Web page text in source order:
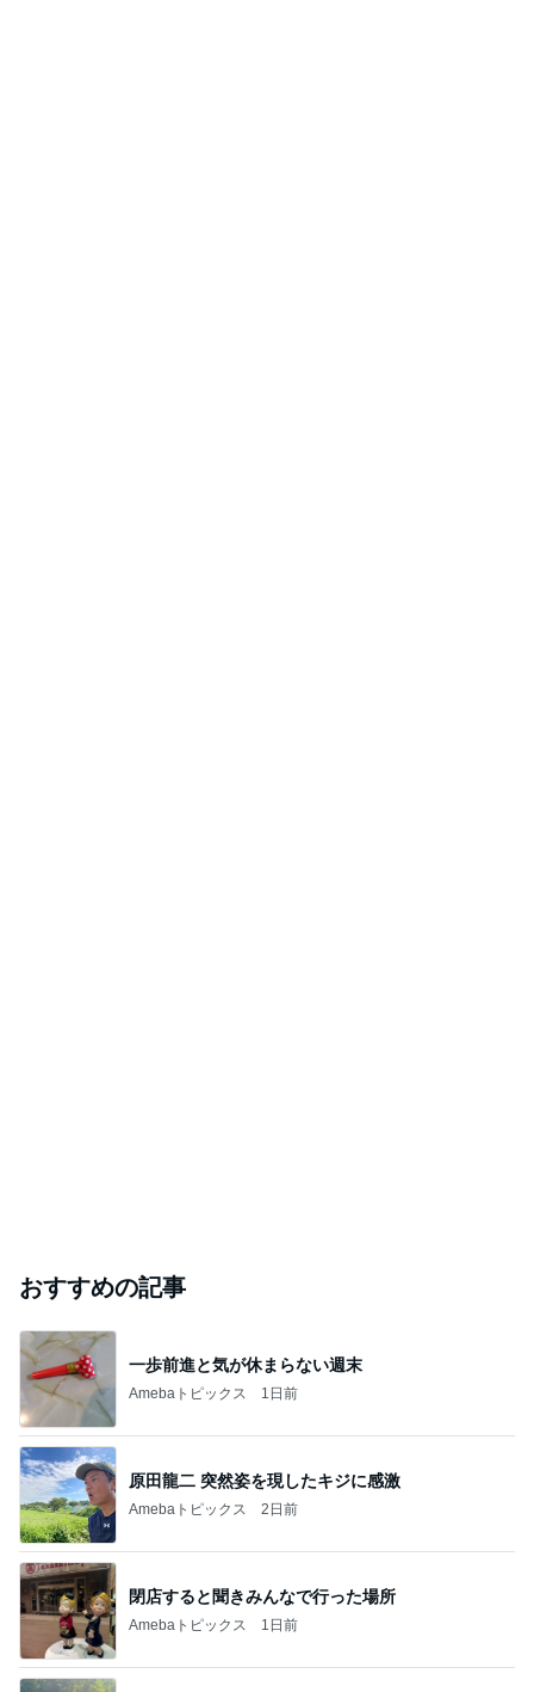
おすすめの記事
一歩前進と気が休まらない週末
Amebaトピックス 1日前
原田龍二 突然姿を現したキジに感激
Amebaトピックス 2日前
閉店すると聞きみんなで行った場所
Amebaトピックス 1日前